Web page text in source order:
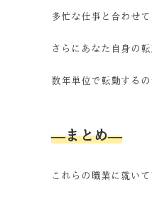
多忙な仕事と合わせ
さらにあなた自身の
数年単位で転勤する
—まとめ—
これらの職業に就い